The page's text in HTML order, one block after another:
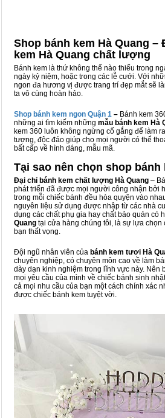
Shop bánh kem Hà Quang –
kem Hà Quang chất lượng
Bánh kem là thứ không thể nào thiếu trong
ngày kỷ niệm, hoặc trong các lễ cưới. Với
ngon đa hương vị được trang trí đẹp mắt sẽ
ta vô cùng hoàn hảo.
Shop bánh kem ngon Quận 1 – Bánh kem
những ai tìm kiếm những mẫu bánh kem Hà
kem 360 luôn không ngừng cố gắng để làm
tượng, độc đáo giúp cho mọi người có thể
bất cấp về hình dáng, mẫu mã.
Tại sao nên chọn shop bánh
Đại chỉ bánh kem chất lượng Hà Quang –
phát triển đã được mọi người công nhận bởi
trong mỗi chiếc bánh đều hòa quyện vào
nguyên liệu sử dụng được nhập từ các nhà
dụng các chất phụ gia hay chất bảo quản có
Quang tại cửa hàng chúng tôi, là sự lựa chọn
bạn thất vọng.
Đội ngũ nhân viên của bánh kem tươi Hà
chuyên nghiệp, có chuyên môn cao về làm
dày dạn kinh nghiệm trong lĩnh vực này. Nên
mọi yêu cầu của mình về chiếc bánh sinh
cả mọi nhu cầu của bạn một cách chính xác
được chiếc bánh kem tuyệt vời.